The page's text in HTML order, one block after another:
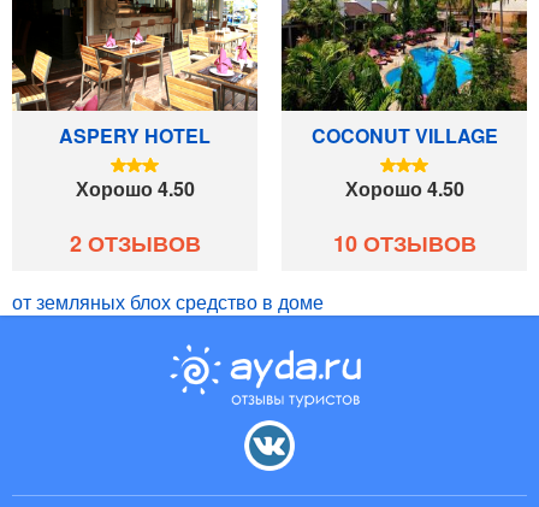
ASPERY HOTEL
Хорошо 4.50
2 ОТЗЫВОВ
COCONUT VILLAGE
Хорошо 4.50
10 ОТЗЫВОВ
от земляных блох средство в доме